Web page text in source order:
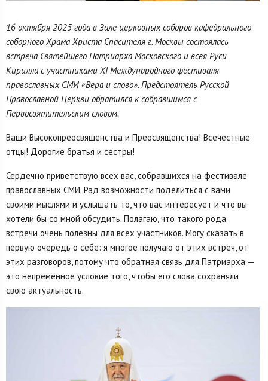
16 октября 2025 года в Зале церковных соборов кафедрального
соборного Храма Христа Спасителя г. Москвы состоялась
встреча Святейшего Патриарха Московского и всея Руси
Кирилла с участниками XI Международного фестиваля
православных СМИ «Вера и слово». Предстоятель Русской
Православной Церкви обратился к собравшимся с
Первосвятительским словом.
Ваши Высокопреосвященства и Преосвященства! Всечестные
отцы! Дорогие братья и сестры!
Сердечно приветствую всех вас, собравшихся на фестивале
православных СМИ. Рад возможности поделиться с вами
своими мыслями и услышать то, что вас интересует и что вы
хотели бы со мной обсудить. Полагаю, что такого рода
встречи очень полезны для всех участников. Могу сказать в
первую очередь о себе: я многое получаю от этих встреч, от
этих разговоров, потому что обратная связь для Патриарха —
это непременное условие того, чтобы его слова сохраняли
свою актуальность.